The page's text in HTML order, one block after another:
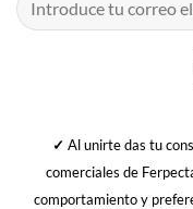
✓ Al unirte das tu
comerciales de
comportamiento y